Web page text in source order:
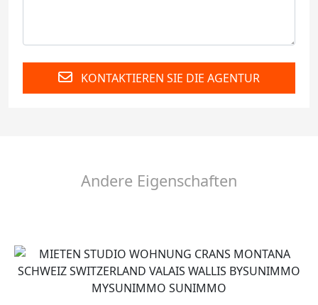
KONTAKTIEREN SIE DIE AGENTUR
Andere Eigenschaften